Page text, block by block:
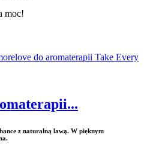
moc!
z naturalną lawą. W pięknym